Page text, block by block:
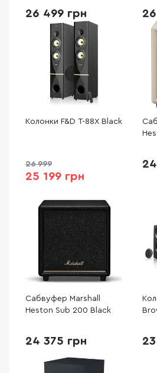
26 499 грн
Колонки F&D T-88X Black
26 999
25 199 грн
Сабвуфер Marshall
Heston Sub 200 Black
24 375 грн